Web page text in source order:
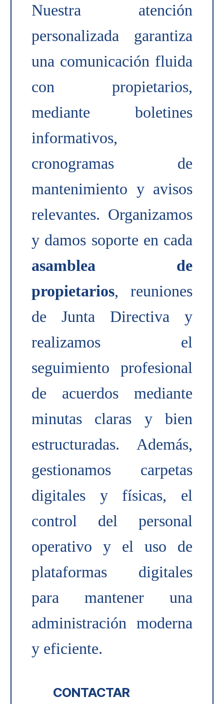
Nuestra atención
personalizada garantiza
una comunicación fluida
con propietarios,
mediante boletines
informativos,
cronogramas de
mantenimiento y avisos
relevantes. Organizamos
y damos soporte en cada
asamblea de
propietarios, reuniones
de Junta Directiva y
realizamos el
seguimiento profesional
de acuerdos mediante
minutas claras y bien
estructuradas. Además,
gestionamos carpetas
digitales y físicas, el
control del personal
operativo y el uso de
plataformas digitales
para mantener una
administración moderna
y eficiente.
CONTACTAR